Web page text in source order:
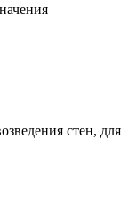
стен, для